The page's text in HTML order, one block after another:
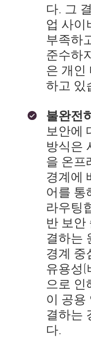
다. 그
업 사이
부족하
준수하
은 개인
하고 있
불완전
보안에
방식은
을 온프
경계에
어를 통
라우팅
반 보안
결하는
경계 중
유용성(
으로 인
이 공용
결하는
다.